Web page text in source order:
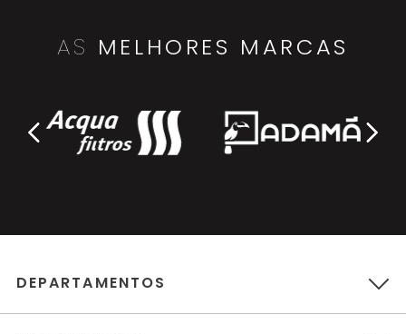
AS MELHORES MARCAS
DEPARTAMENTOS